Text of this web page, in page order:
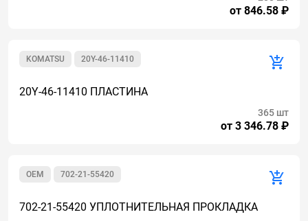
от 846.58 ₽
20Y-46-11410
KOMATSU
20Y-46-11410 ПЛАСТИНА
от 3 346.78 ₽
365 шт
702-21-55420
OEM
702-21-55420 УПЛОТНИТЕЛЬНАЯ ПРОКЛАДКА